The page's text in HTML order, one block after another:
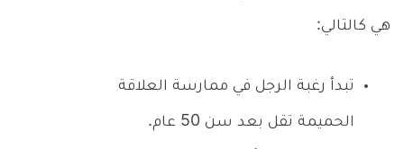
هي كالتالي:
تبدأ رغبة الرجل في ممارسة العلاقة
الحميمة تقل بعد سن 50 عام.